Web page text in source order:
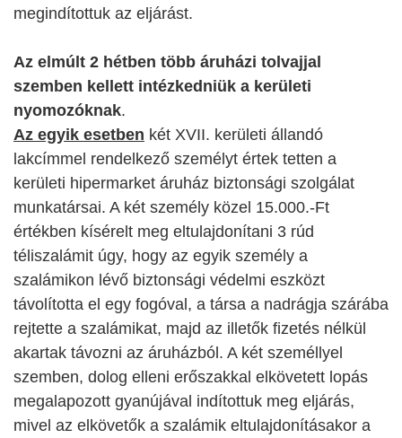
megindítottuk az eljárást.
Az elmúlt 2 hétben több áruházi tolvajjal
szemben kellett intézkedniük a kerületi
nyomozóknak.
Az egyik esetben két XVII. kerületi állandó
lakcímmel rendelkező személyt értek tetten a
kerületi hipermarket áruház biztonsági szolgálat
munkatársai. A két személy közel 15.000.-Ft
értékben kísérelt meg eltulajdonítani 3 rúd
téliszalámit úgy, hogy az egyik személy a
szalámikon lévő biztonsági védelmi eszközt
távolította el egy fogóval, a társa a nadrágja szárába
rejtette a szalámikat, majd az illetők fizetés nélkül
akartak távozni az áruházból. A két személlyel
szemben, dolog elleni erőszakkal elkövetett lopás
megalapozott gyanújával indítottuk meg eljárás,
mivel az elkövetők a szalámik eltulajdonításakor a